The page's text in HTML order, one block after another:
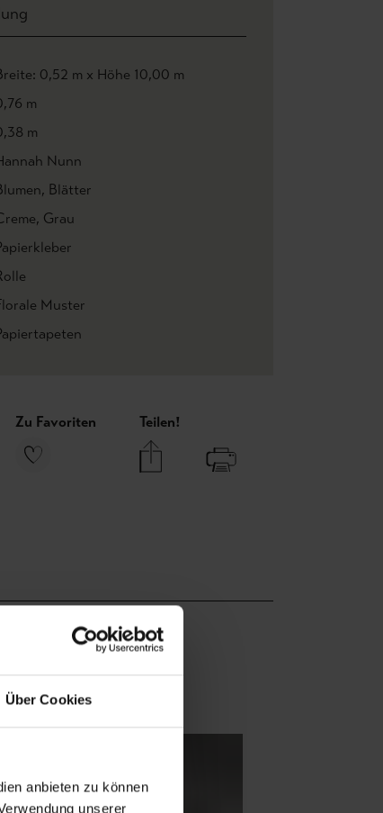
Über Cookies
anbieten zu können
unserer
0,52 m x Höhe 10,00 m
m
m
Nunn
, Blätter
, Grau
Muster
Zu Favoriten Teilen!